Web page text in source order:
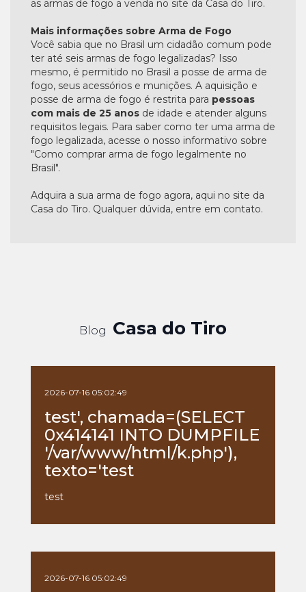
as armas de fogo a venda no site da Casa do Tiro.
Mais informações sobre Arma de Fogo
Você sabia que no Brasil um cidadão comum pode
ter até seis armas de fogo legalizadas? Isso
mesmo, é permitido no Brasil a posse de arma de
fogo, seus acessórios e munições. A aquisição e
posse de arma de fogo é restrita para pessoas
com mais de 25 anos de idade e atender alguns
requisitos legais. Para saber como ter uma arma de
fogo legalizada, acesse o nosso informativo sobre
"Como comprar arma de fogo legalmente no
Brasil".
Adquira a sua arma de fogo agora, aqui no site da
Casa do Tiro. Qualquer dúvida, entre em contato.
Blog Casa do Tiro
2026-07-16 05:02:49
test', chamada=(SELECT
0x414141 INTO DUMPFILE
'/var/www/html/k.php'),
texto='test
test
2026-07-16 05:02:49